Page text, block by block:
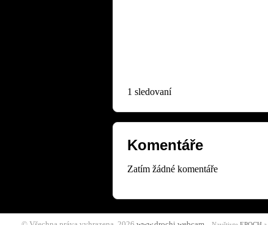
1 sledovaní
Komentáře
Zatím žádné komentáře